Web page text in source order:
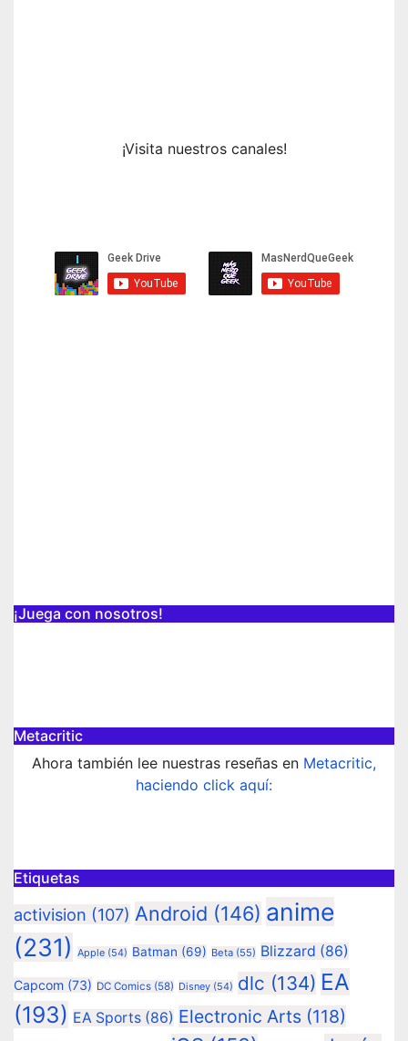
¡Visita nuestros canales!
¡Juega con nosotros!
Metacritic
Ahora también lee nuestras reseñas en Metacritic,
haciendo click aquí:
Etiquetas
activision (107) Android (146) anime
(231) Apple (54) Batman (69) Beta (55) Blizzard (86)
Capcom (73) DC Comics (58) Disney (54) dlc (134) EA
(193) EA Sports (86) Electronic Arts (118)